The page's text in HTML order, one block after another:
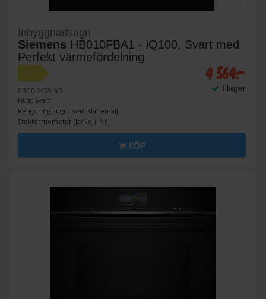
Inbyggnadsugn
Siemens HB010FBA1 - iQ100, Svart med
Perfekt värmefördelning
A
PRODUKTBLAD
Färg: Svart
Rengöring i ugn: Svart slät emalj
Stektermometer (Ja/Nej): Nej
4 564:-
I lager
KÖP